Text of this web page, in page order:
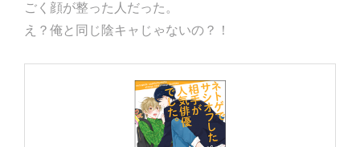
ごく顔が整った人だった。
え？俺と同じ陰キャじゃないの？！